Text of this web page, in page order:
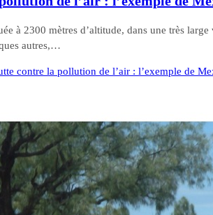
à 2300 mètres d’altitude, dans une très
autres,…
contre la pollution de l’air : l’exemple de